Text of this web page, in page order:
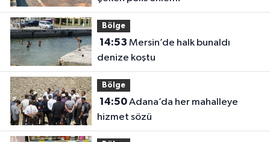
Bölge
14:53
denize koştu
Bölge
14:50Adana’da her mahalleye
hizmet sözü